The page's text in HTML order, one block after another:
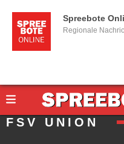
Spreebote
Regionale
FSV UNION